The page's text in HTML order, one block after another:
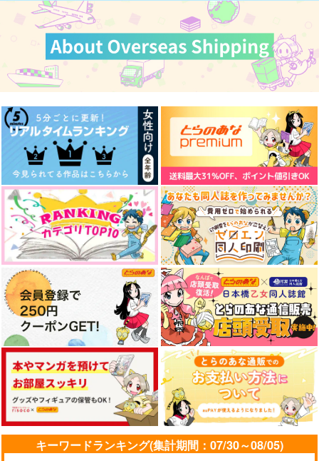
キーワードランキング(集計期間：07/30～08/05)